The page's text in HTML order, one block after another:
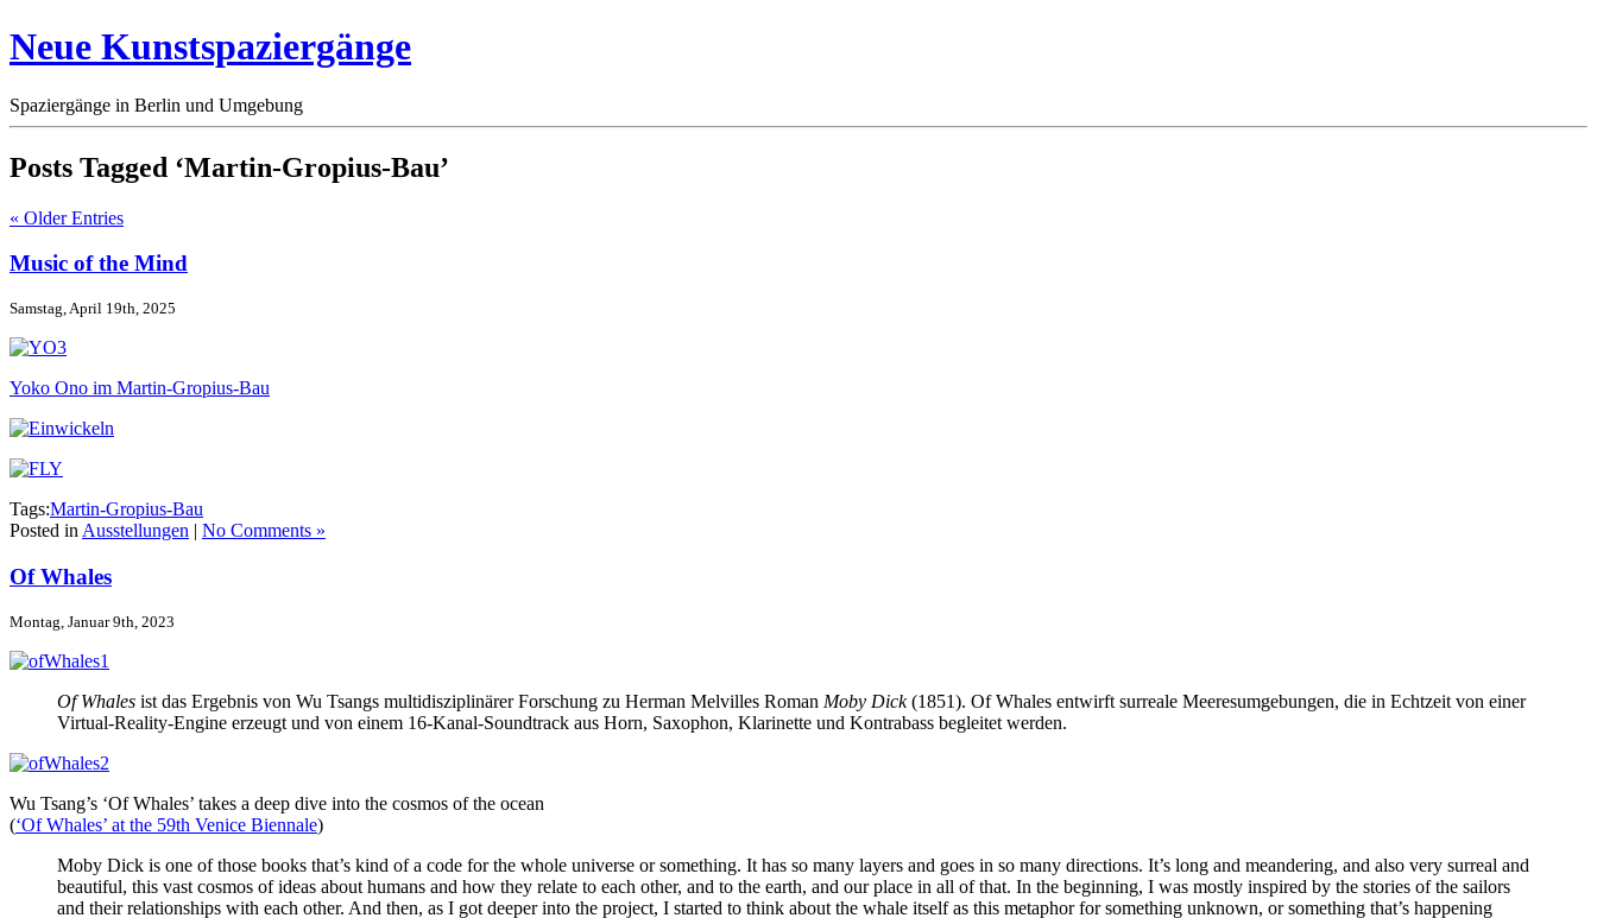
Neue Kunstspaziergänge
Spaziergänge in Berlin und Umgebung
Posts Tagged ‘Martin-Gropius-Bau’
« Older Entries
Music of the Mind
Samstag, April 19th, 2025
Yoko Ono im Martin-Gropius-Bau
Tags:Martin-Gropius-Bau
Posted in Ausstellungen | No Comments »
Of Whales
Montag, Januar 9th, 2023
Of Whales ist das Ergebnis von Wu Tsangs multidisziplinärer Forschung zu Herman Melvilles Roman Moby Dick(1851). Of Whales entwirft surreale Meeresumgebungen, die in Echtzeit von einer
Virtual-Reality-Engine erzeugt und von einem 16-Kanal-Soundtrack aus Horn, Saxophon, Klarinette und Kontrabass begleitet werden.
Wu Tsang’s ‘Of Whales’ takes a deep dive into the cosmos of the ocean
(‘Of Whales’ at the 59th Venice Biennale)
Moby Dick is one of those books that’s kind of a code for the whole universe or something. It has so many layers and goes in so many directions. It’s long and meandering, and also very surreal and
beautiful, this vast cosmos of ideas about humans and how they relate to each other, and to the earth, and our place in all of that. In the beginning, I was mostly inspired by the stories of the sailors
and their relationships with each other. And then, as I got deeper into the project, I started to think about the whale itself as this metaphor for something unknown, or something that’s happening